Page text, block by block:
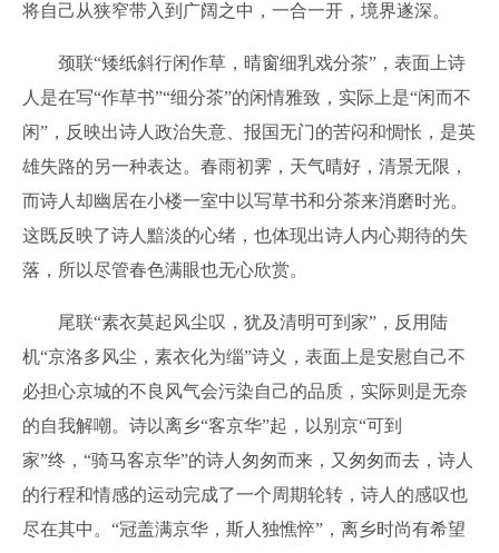
将自己从狭窄带入到广阔之中，一合一开，境界遂深。
颈联“矮纸斜行闲作草，晴窗细乳戏分茶”，表面上诗
人是在写“作草书”“细分茶”的闲情雅致，实际上是“闲而不
闲”，反映出诗人政治失意、报国无门的苦闷和惆怅，是英
雄失路的另一种表达。春雨初霁，天气晴好，清景无限，
而诗人却幽居在小楼一室中以写草书和分茶来消磨时光。
这既反映了诗人黯淡的心绪，也体现出诗人内心期待的失
落，所以尽管春色满眼也无心欣赏。
尾联“素衣莫起风尘叹，犹及清明可到家”，反用陆
机“京洛多风尘，素衣化为缁”诗义，表面上是安慰自己不
必担心京城的不良风气会污染自己的品质，实际则是无奈
的自我解嘲。诗以离乡“客京华”起，以别京“可到
家”终，“骑马客京华”的诗人匆匆而来，又匆匆而去，诗人
的行程和情感的运动完成了一个周期轮转，诗人的感叹也
尽在其中。“冠盖满京华，斯人独憔悴”，离乡时尚有希望